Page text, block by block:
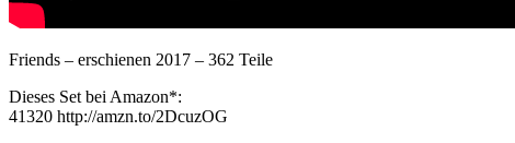
Friends – erschienen 2017 – 362 Teile
Dieses Set bei Amazon*:
41320 http://amzn.to/2DcuzOG